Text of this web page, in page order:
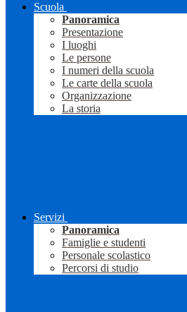
Scuola
Panoramica
Presentazione
I luoghi
Le persone
I numeri della scuola
Le carte della scuola
Organizzazione
La storia
Servizi
Panoramica
Famiglie e studenti
Personale scolastico
Percorsi di studio